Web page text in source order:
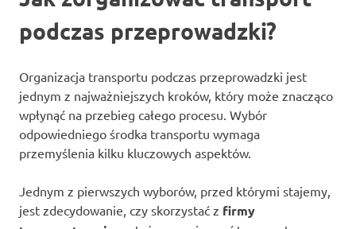
podczas przeprowadzki?
Organizacja transportu podczas przeprowadzki jest
jednym z najważniejszych kroków, który może znacząco
wpłynąć na przebieg całego procesu. Wybór
odpowiedniego środka transportu wymaga
przemyślenia kilku kluczowych aspektów.
Jednym z pierwszych wyborów, przed którymi stajemy,
jest zdecydowanie, czy skorzystać z firmy